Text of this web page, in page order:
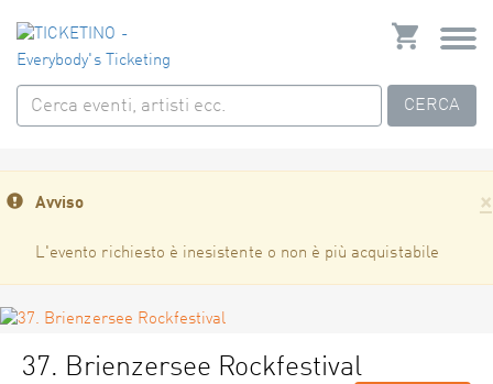
CERCA
×
Avviso
L'evento richiesto è inesistente o non è più acquistabile
37. Brienzersee Rockfestival